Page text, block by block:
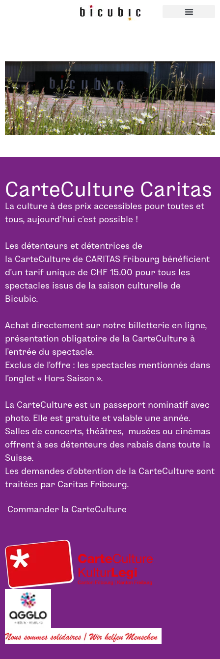
CarteCulture Caritas
La culture à des prix accessibles pour toutes et
tous, aujourd’hui c’est possible !
Les détenteurs et détentrices de
la CarteCulture de CARITAS Fribourg bénéficient
d’un tarif unique de CHF 15.00 pour tous les
spectacles issus de la saison culturelle de
Bicubic.
Achat directement sur notre billetterie en ligne,
présentation obligatoire de la CarteCulture à
l’entrée du spectacle.
Exclus de l’offre : les spectacles mentionnés dans
l’onglet « Hors Saison ».
La CarteCulture est un passeport nominatif avec
photo. Elle est gratuite et valable une année.
Salles de concerts, théâtres, musées ou cinémas
offrent à ses détenteurs des rabais dans toute la
Suisse.
Les demandes d’obtention de la CarteCulture sont
traitées par Caritas Fribourg.
Commander la CarteCulture